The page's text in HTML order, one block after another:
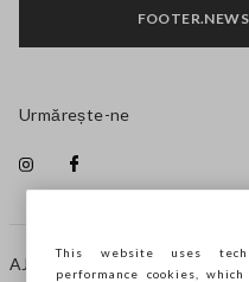
AJUTOR
Urmărește-ne
This website uses
performance cookies,